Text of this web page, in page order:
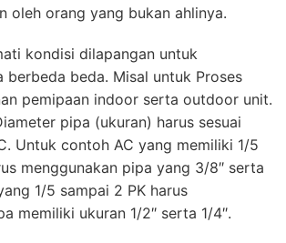
oleh orang yang bukan ahlinya.
kondisi dilapangan untuk
berbeda beda. Misal untuk Proses
pemipaan indoor serta outdoor unit.
pipa (ukuran) harus sesuai
Untuk contoh AC yang memiliki 1/5
menggunakan pipa yang 3/8″ serta
1/5 sampai 2 PK harus
memiliki ukuran 1/2″ serta 1/4″.